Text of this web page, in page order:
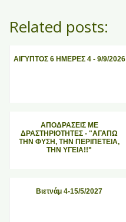
Related posts:
ΑΙΓΥΠΤΟΣ 6 ΗΜΕΡΕΣ 4 - 9/9/2026
ΑΠΟΔΡΑΣΕΙΣ ΜΕ
ΔΡΑΣΤΗΡΙΟΤΗΤΕΣ - "ΑΓΑΠΩ
ΤΗΝ ΦΥΣΗ, ΤΗΝ ΠΕΡΙΠΕΤΕΙΑ,
ΤΗΝ ΥΓΕΙΑ!!"
Βιετνάμ 4-15/5/2027